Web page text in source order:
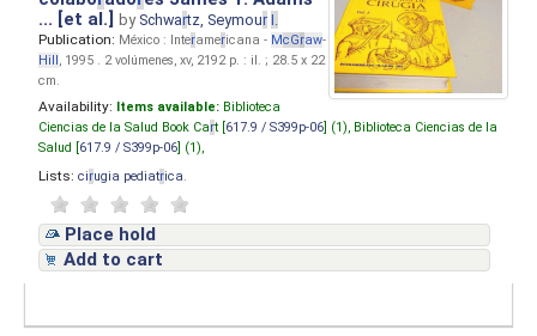
... [et al.]by Schwartz, Seymour I.
Publication: México : Interamericana - McGraw-
Hill, 1995 . 2 volúmenes, xv, 2192 p. : il. ; 28.5 x 22
cm.
Availability: Items available: Biblioteca
Ciencias de la Salud Book Cart [ 617.9 / S399p-06 ] (1), Biblioteca Ciencias de la
Salud [ 617.9 / S399p-06 ] (1),
Lists: cirugia pediatrica
Place hold
Add to cart